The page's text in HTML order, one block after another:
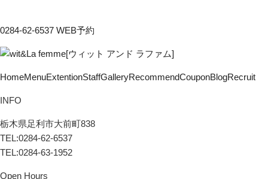
0284-62-6537 WEB予約
HomeMenuExtentionStaffGalleryRecommendCouponBlogRecruit
INFO
栃木県足利市大前町838
TEL:0284-62-6537
TEL:0284-63-1952
Open Hours